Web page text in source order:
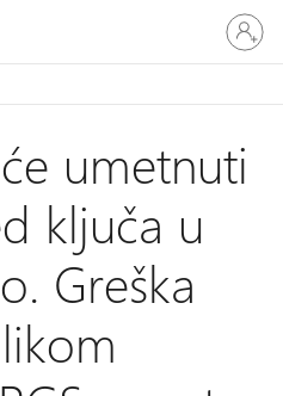
Prijavite
se
na
umetnuti
ključa u
Greška